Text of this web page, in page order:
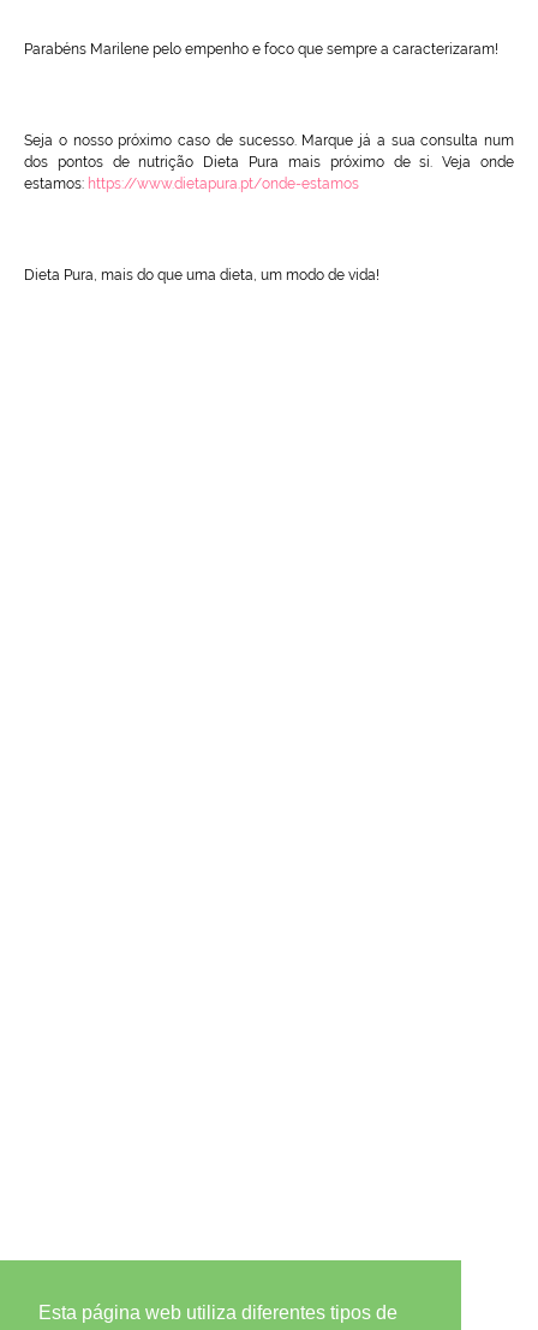
Esta página web utiliza diferentes tipos de
Parabéns Marilene pelo empenho e foco que sempre a caracterizaram!
Seja o nosso próximo caso de sucesso. Marque já a sua consulta num
dos pontos de nutrição Dieta Pura mais próximo de si. Veja onde
estamos: https://www.dietapura.pt/onde-estamos
Dieta Pura, mais do que uma dieta, um modo de vida!